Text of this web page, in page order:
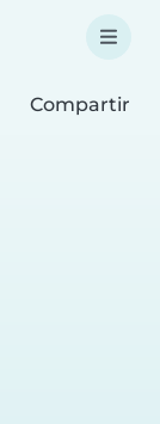
Compartir